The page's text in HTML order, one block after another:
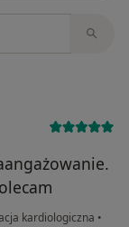
kardiologiczna •